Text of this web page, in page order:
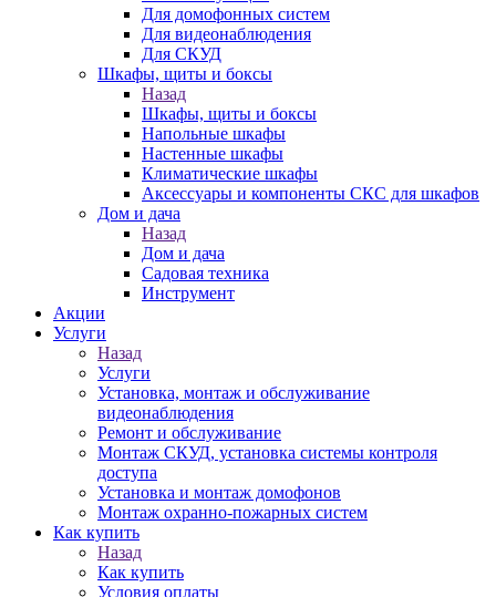
Для домофонных систем
Для видеонаблюдения
Для СКУД
Шкафы, щиты и боксы
Назад
Шкафы, щиты и боксы
Напольные шкафы
Настенные шкафы
Климатические шкафы
Аксессуары и компоненты СКС для шкафов
Дом и дача
Назад
Дом и дача
Садовая техника
Инструмент
Акции
Услуги
Назад
Услуги
Установка, монтаж и обслуживание
видеонаблюдения
Ремонт и обслуживание
Монтаж СКУД, установка системы контроля
доступа
Установка и монтаж домофонов
Монтаж охранно-пожарных систем
Как купить
Назад
Как купить
Условия оплаты